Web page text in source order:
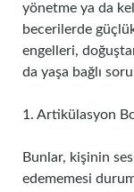
yönetme ya da
becerilerde
engelleri,
da yaşa bağlı
1. Artikülasyon
Bunlar, kişinin
edememesi